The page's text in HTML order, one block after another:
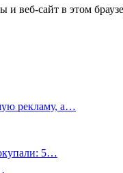
веб-сайт в этом
рекламу, а…
5…